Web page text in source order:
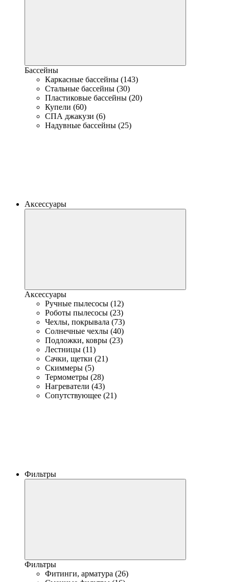
Бассейны
Каркасные бассейны (143)
Стальные бассейны (30)
Пластиковые бассейны (20)
Купели (60)
СПА джакузи (6)
Надувные бассейны (25)
Аксессуары
Аксессуары
Ручные пылесосы (12)
Роботы пылесосы (23)
Чехлы, покрывала (73)
Солнечные чехлы (40)
Подложки, ковры (23)
Лестницы (11)
Сачки, щетки (21)
Скиммеры (5)
Термометры (28)
Нагреватели (43)
Сопутствующее (21)
Фильтры
Фильтры
Фитинги, арматура (26)